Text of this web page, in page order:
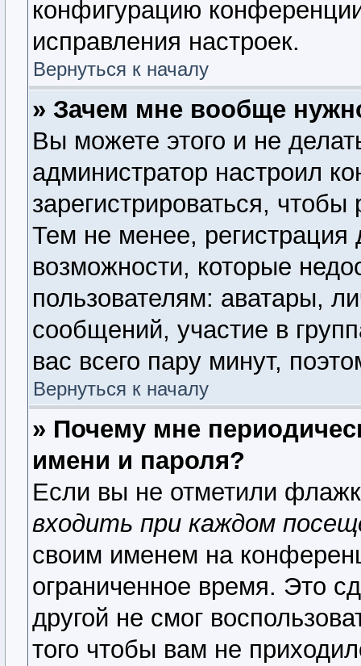
конфигурацию
исправления настроек.
Вернуться к началу
» Зачем мне вообще
Вы можете этого и не
администратор настроил
зарегистрироваться,
Тем не менее,
возможности, которые
пользователям: аватары,
сообщений, участие в
вас всего пару минут,
Вернуться к началу
» Почему мне
имени и пароля?
Если вы не отметили
входить при каждом
своим именем на
ограниченное время. Это
другой не смог
того чтобы вам не